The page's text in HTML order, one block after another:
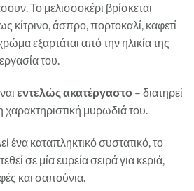
Το μελισσοκέρι βρίσκεται
κίτρινο, άσπρο, πορτοκαλί, καφετί
εξαρτάται από την ηλικία της
του.
εντελώς ακατέργαστο – διατηρεί
χαρακτηριστική μυρωδιά του.
ένα καταπληκτικό συστατικό, το
σε μία ευρεία σειρά για κεριά,
και σαπούνια.